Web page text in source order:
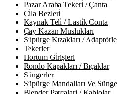
Pazar Araba Tekeri̇ / Çanta
Ci̇la Bezleri̇
Kaynak Teli̇ / Lasti̇k Conta
Çay Kazan Muslukları
Süpürge Kızakları /
Tekerler
Hortum Gi̇rişleri
Rondo Kapakları / Bıçaklar
Süngerler
Süpürge Mandalları Ve
Blender Parçalari / Kablolar